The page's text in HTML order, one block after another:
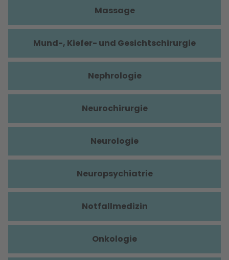
Massage
Mund-, Kiefer- und Gesichtschirurgie
Nephrologie
Neurochirurgie
Neurologie
Neuropsychiatrie
Notfallmedizin
Onkologie